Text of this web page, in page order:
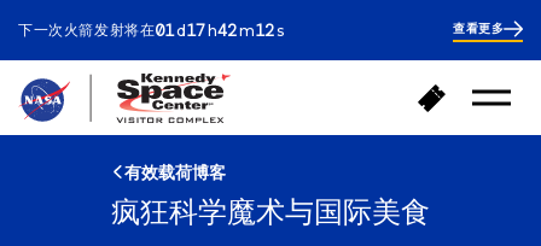
下一次火箭发射将在01d ay
17 hours
42minutes
12seconds
day17
hours 42
minutes
seconds
查看更多
首
打
有效载荷博客
疯狂科学魔术与国际美食